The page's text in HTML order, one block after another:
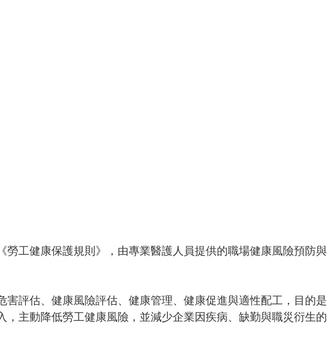
勞工健康保護規則》，由專業醫護人員提供的職場健康風險預防與
害評估、健康風險評估、健康管理、健康促進與適性配工，目的是
，主動降低勞工健康風險，並減少企業因疾病、缺勤與職災衍生的